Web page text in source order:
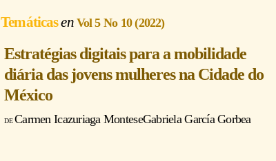
Temáticas Vol 5 No 10 (2022)
Estratégias digitais para a mobilidade
diária das jovens mulheres na Cidade do
México
Carmen Icazuriaga MonteseGabriela García Gorbea